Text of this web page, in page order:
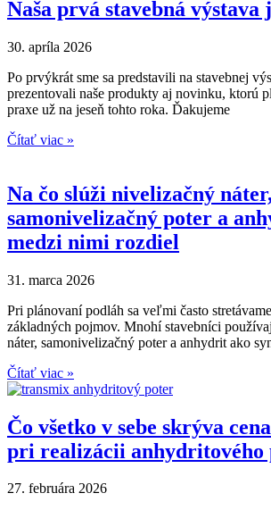
Naša prvá stavebná výstava
30. apríla 2026
Po prvýkrát sme sa predstavili na stavebnej
prezentovali naše produkty aj novinku, ktorú
praxe už na jeseň tohto roka. Ďakujeme
Čítať viac »
Na čo slúži nivelizačný náter,
samonivelizačný poter a
medzi nimi rozdiel
31. marca 2026
Pri plánovaní podláh sa veľmi často
základných pojmov. Mnohí stavebníci
náter, samonivelizačný poter a anhydrit ako
Čítať viac »
Čo všetko v sebe skrýva
pri realizácii anhydritového
27. februára 2026